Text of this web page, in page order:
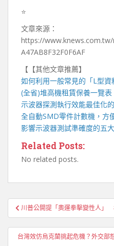
⭐️
文章來源：
https://
A47AB8F32F0F6AF
【【其他文章推薦】
如何利用一般常見的「L型資
(全省)堆高機租賃保養一覽表
示波器探測執行效能最佳化
全自動SMD零件計數機 ，方
影響示波器測試準確度的五
Related Posts:
No related posts.
文
章
導
川普公開提「奧運拳擊變性人」
台灣效仿烏克蘭挑起危機？外交